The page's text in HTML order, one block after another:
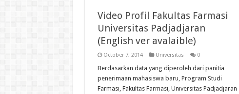
Video Profil Fakultas Farmasi
Universitas Padjadjaran
(English ver avalaible)
October 7, 2014 Universitas 0
Berdasarkan data yang diperoleh dari panitia
penerimaan mahasiswa baru, Program Studi
Farmasi, Fakultas Farmasi, Universitas Padjadjaran